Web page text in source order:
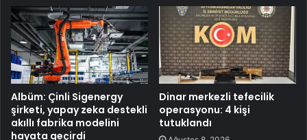
Albüm: Çinli Sigenergy
şirketi, yapay zeka destekli
akıllı fabrika modelini
hayata geçirdi
Dinar merkezli tefecilik
operasyonu: 4 kişi
tutuklandı